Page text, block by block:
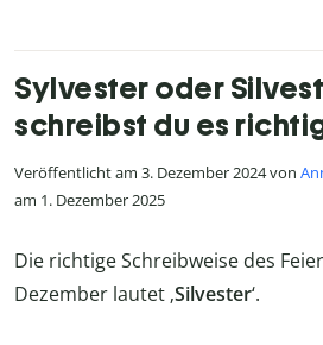
Sylvester oder
schreibst du es
Veröffentlicht am 3. Dezember 2024 von
am 1. Dezember 2025
Die richtige Schreibweise des
Dezember lautet ‚Silvester‘.